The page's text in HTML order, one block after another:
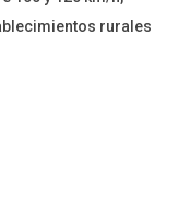
rurales